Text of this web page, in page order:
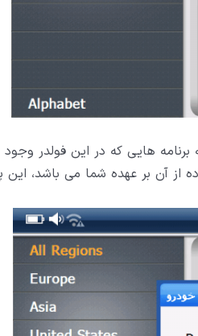
هایی که در این فولدر وجود
آن بر عهده شما می باشد، این